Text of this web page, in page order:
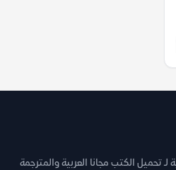
تحميل الكتب مجانا العربية والمترجمة